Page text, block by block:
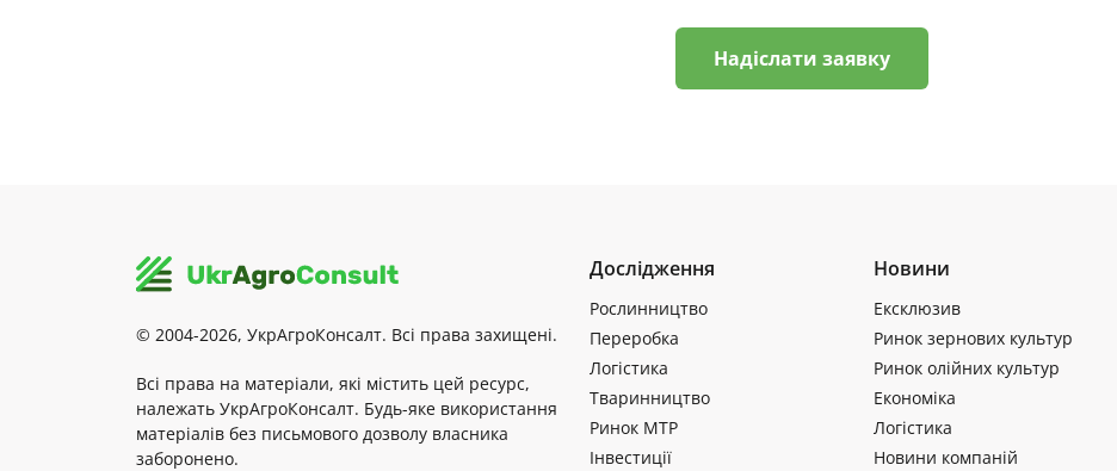
Надіслати заявку
© 2004-2026, УкрАгроКонсалт. Всі права захищені.
Всі права на матеріали, які містить цей ресурс,
належать УкрАгроКонсалт. Будь-яке використання
матеріалів без письмового дозволу власника
заборонено.
Дослідження
Рослинництво
Переробка
Логістика
Тваринництво
Ринок МТР
Інвестиції
Новини
Ексклюзив
Ринок зернових культур
Ринок олійних культур
Економіка
Логістика
Новини компаній